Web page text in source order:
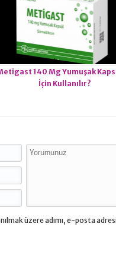
140 Mg Yumuşak
İçin Kullanılır?
üzere adımı, e-posta